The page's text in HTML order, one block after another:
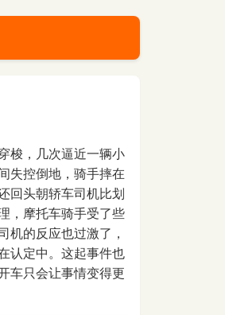
梭，几次逼近一辆小
失控倒地，骑手摔在
回头朝轿车司机比划
，摩托车骑手受了些
机的反应也过激了，
认定中。这起事件也
车只会让事情变得更